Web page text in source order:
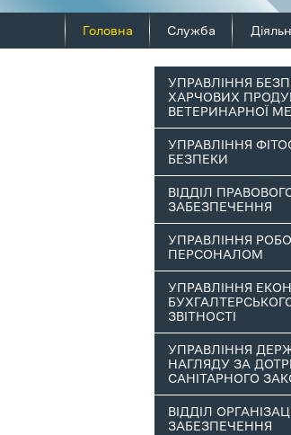
Головна Служба
УПРАВЛІННЯ
ХАРЧОВИХ
ВЕТЕРИНАРНОЇ
УПРАВЛІННЯ
БЕЗПЕКИ
ВІДДІЛ
ЗАБЕЗПЕЧЕННЯ
УПРАВЛІННЯ
ПЕРСОНАЛОМ
УПРАВЛІННЯ
ЗВІТНОСТІ
УПРАВЛІННЯ
НАГЛЯДУ ЗА
САНІТАРНОГО
ВІДДІЛ
ЗАБЕЗПЕЧЕННЯ